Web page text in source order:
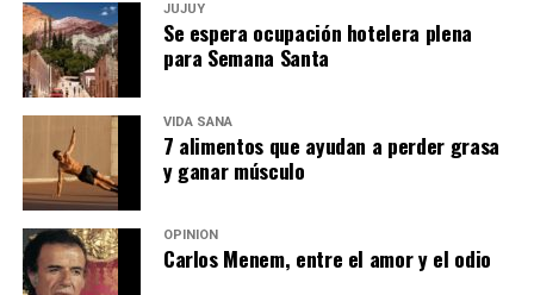
JUJUY
Se espera ocupación hotelera plena
para Semana Santa
VIDA SANA
7 alimentos que ayudan a perder grasa
y ganar músculo
OPINIÓN
Carlos Menem, entre el amor y el odio